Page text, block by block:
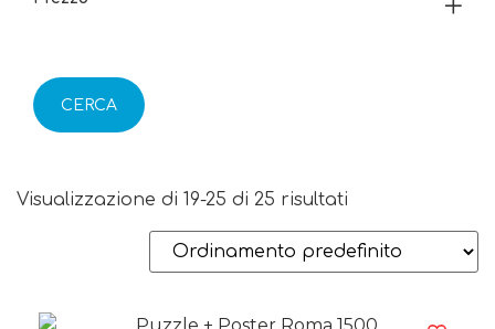
CERCA
Visualizzazione di 19-25 di 25 risultati